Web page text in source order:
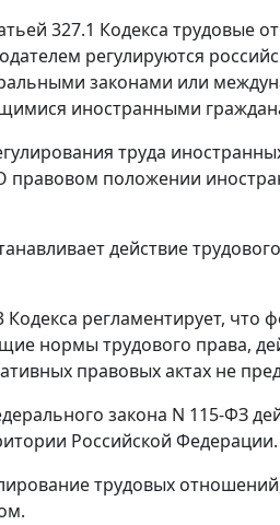
327.1 Кодекса
регулируются
законами или
иностранными
труда
правовом положении
действие
Кодекса регламентирует,
нормы трудового права,
правовых актах не
закона N 115-ФЗ
Российской Федерации.
трудовых